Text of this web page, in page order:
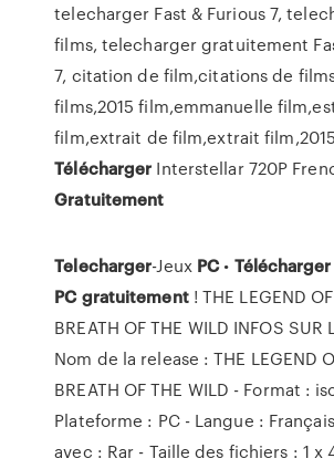
telecharger Fast & Furious 7,
films, telecharger gratuitement
7, citation de film,citations de
films,2015 film,emmanuelle
film,extrait de film,extrait
Télécharger Interstellar 720P
Gratuitement
Telecharger-Jeux PC• Télécharger
PC gratuitement! THE LEGEND
BREATH OF THE WILD INFOS SUR
Nom de la release : THE LEGEND
BREATH OF THE WILD - Format :
Plateforme : PC - Langue :
avec : Rar - Taille des fichiers : 1 x